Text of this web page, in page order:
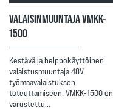
VALAISINMUUNTAJA VMKK-
1500
Kestävä ja helppokäyttöinen
valaistusmuuntaja 48V
työmaavalaistuksen
toteuttamiseen. VMKK-1500 on
varustettu…